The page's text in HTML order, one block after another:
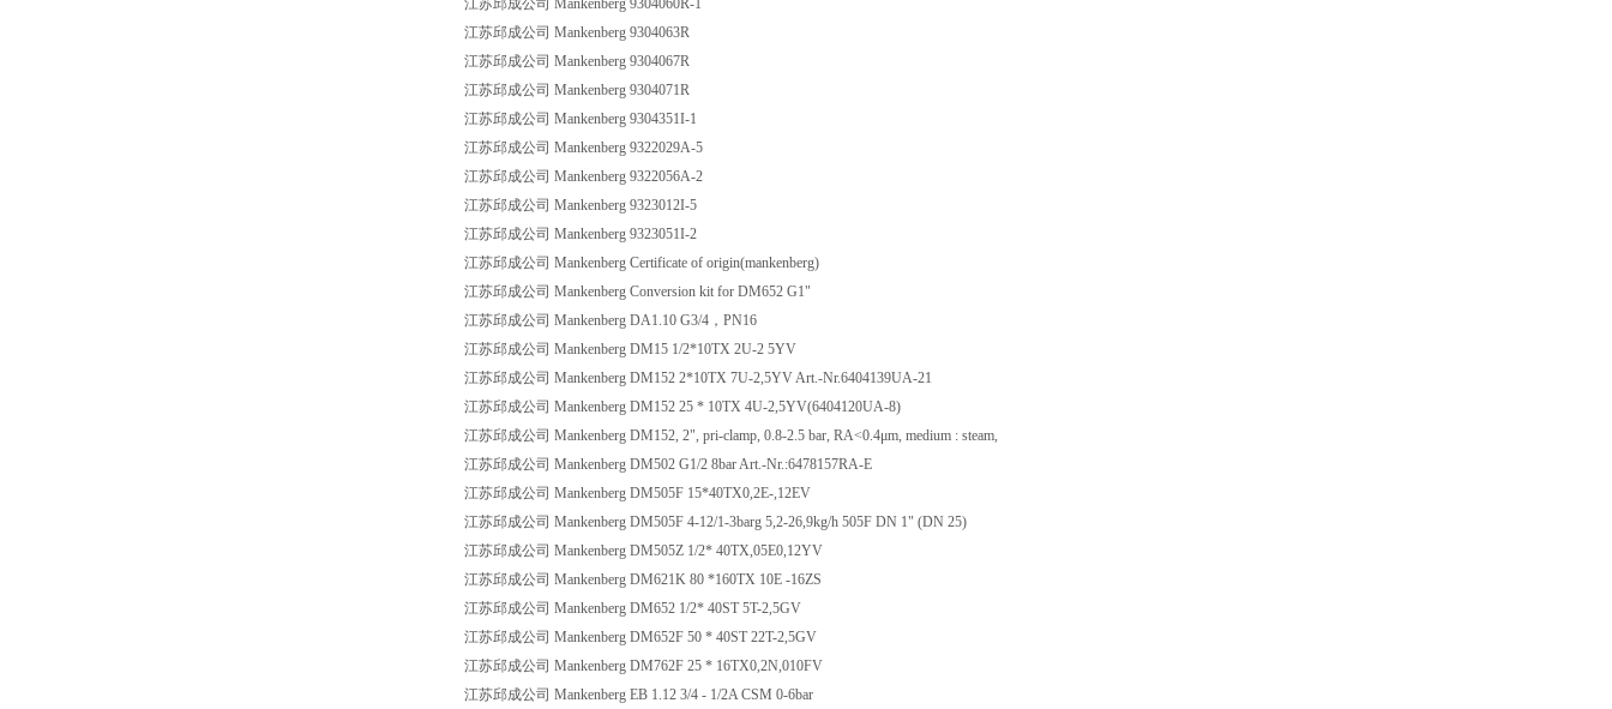
江苏邱成公司 Mankenberg 9304060R-1
江苏邱成公司 Mankenberg 9304063R
江苏邱成公司 Mankenberg 9304067R
江苏邱成公司 Mankenberg 9304071R
江苏邱成公司 Mankenberg 9304351I-1
江苏邱成公司 Mankenberg 9322029A-5
江苏邱成公司 Mankenberg 9322056A-2
江苏邱成公司 Mankenberg 9323012I-5
江苏邱成公司 Mankenberg 9323051I-2
江苏邱成公司 Mankenberg Certificate of origin(mankenberg)
江苏邱成公司 Mankenberg Conversion kit for DM652 G1"
江苏邱成公司 Mankenberg DA1.10 G3/4，PN16
江苏邱成公司 Mankenberg DM15 1/2*10TX 2U-2 5YV
江苏邱成公司 Mankenberg DM152 2*10TX 7U-2,5YV Art.-Nr.6404139UA-21
江苏邱成公司 Mankenberg DM152 25 * 10TX 4U-2,5YV(6404120UA-8)
江苏邱成公司 Mankenberg DM152, 2", pri-clamp, 0.8-2.5 bar, RA<0.4μm, medium : steam,
江苏邱成公司 Mankenberg DM502 G1/2 8bar Art.-Nr.:6478157RA-E
江苏邱成公司 Mankenberg DM505F 15*40TX0,2E-,12EV
江苏邱成公司 Mankenberg DM505F 4-12/1-3barg 5,2-26,9kg/h 505F DN 1" (DN 25)
江苏邱成公司 Mankenberg DM505Z 1/2* 40TX,05E0,12YV
江苏邱成公司 Mankenberg DM621K 80 *160TX 10E -16ZS
江苏邱成公司 Mankenberg DM652 1/2* 40ST 5T-2,5GV
江苏邱成公司 Mankenberg DM652F 50 * 40ST 22T-2,5GV
江苏邱成公司 Mankenberg DM762F 25 * 16TX0,2N,010FV
江苏邱成公司 Mankenberg EB 1.12 3/4 - 1/2A CSM 0-6bar